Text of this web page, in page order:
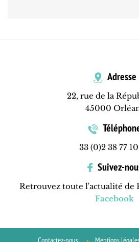
Adresse
22, rue de la
45000
33 (0)2 38 77
Suivez-
Retrouvez toute l'actualité de
Facebook